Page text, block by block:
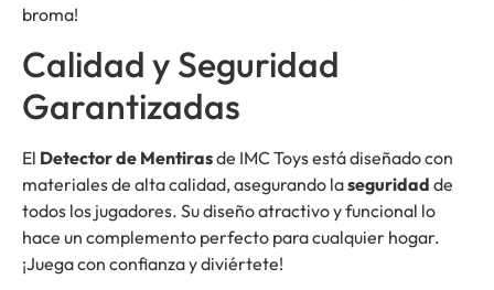
broma!
Calidad y Seguridad
Garantizadas
El Detector de Mentirasde IMC Toys está diseñado con
materiales de alta calidad, asegurando laseguridad de
todos los jugadores. Su diseño atractivo y funcional lo
hace un complemento perfecto para cualquier hogar.
¡Juega con confianza y diviértete!